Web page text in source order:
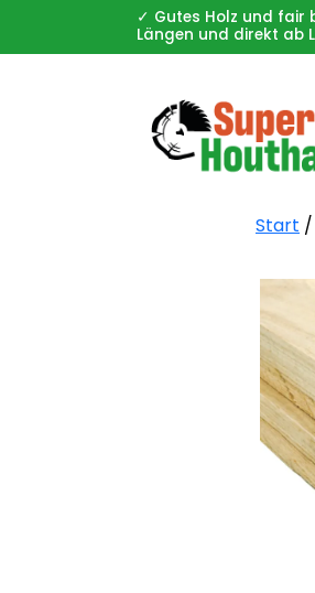
✓ Gutes Holz und fair
Längen und direkt ab
Start /